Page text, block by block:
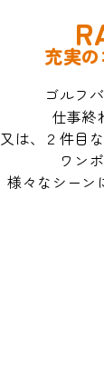
充実
ゴルフ
仕事終
又は、２件目
ワン
様々なシーン